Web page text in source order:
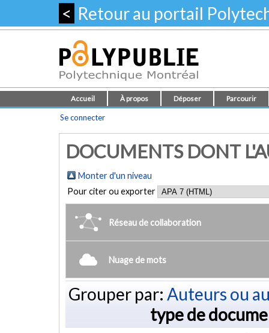
< Retour au portail
Accueil À propos Déposer Parcourir
Se connecter
DOCUMENTS DONT
Monter d'un niveau
Pour citer ou exporter
Réseau de collaboration
Nuage de mots
Grouper par: Auteurs ou
type de